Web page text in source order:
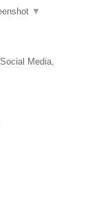
▼
Media,